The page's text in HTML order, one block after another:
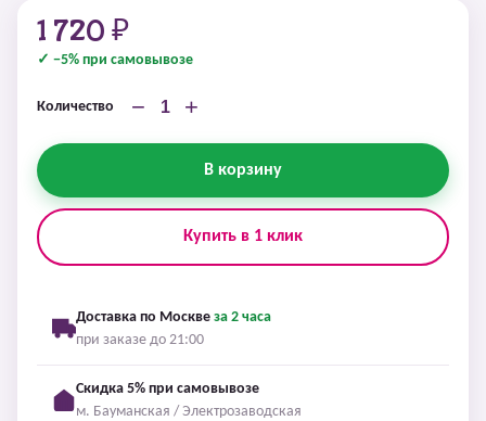
1 720 ₽
✓ −5% при самовывозе
Количество − +
В корзину
Купить в 1 клик
Доставка по Москве за 2 часа
при заказе до 21:00
Скидка 5% при самовывозе
м. Бауманская / Электрозаводская